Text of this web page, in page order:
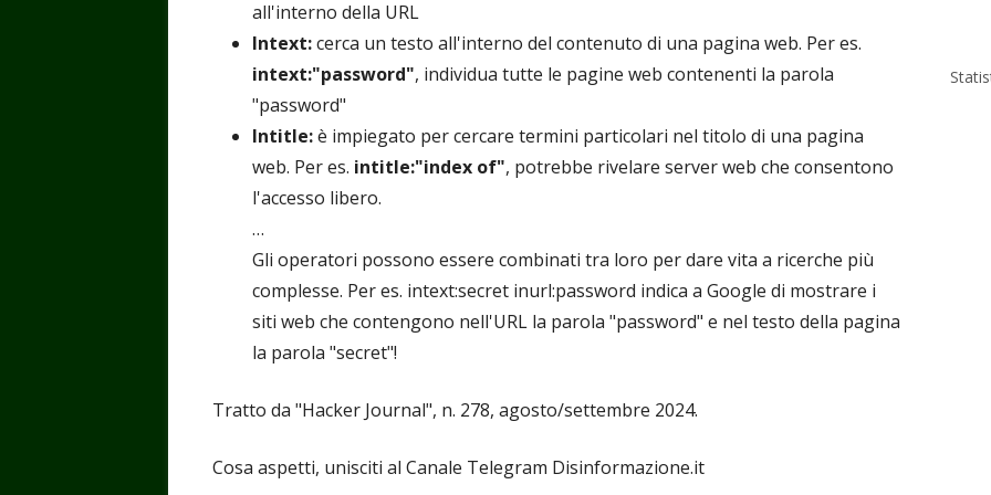
all'interno della URL
Intext:cerca un testo all'interno del contenuto di una pagina web. Per es.
intext:"password", individua tutte le pagine web contenenti la parola
"password"
Intitle:è impiegato per cercare termini particolari nel titolo di una pagina
web. Per es. intitle:"index of", potrebbe rivelare server web che consentono
l'accesso libero.
…
Gli operatori possono essere combinati tra loro per dare vita a ricerche più
complesse. Per es. intext:secret inurl:password indica a Google di mostrare i
siti web che contengono nell'URL la parola "password" e nel testo della pagina
la parola "secret"!
Tratto da "Hacker Journal", n. 278, agosto/settembre 2024.
Cosa aspetti, unisciti al Canale Telegram Disinformazione.it